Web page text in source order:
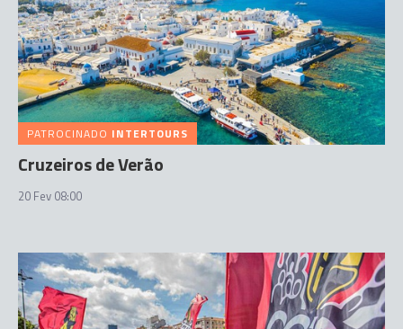
PATROCINADO INTERTOURS
Cruzeiros de Verão
20 Fev 08:00